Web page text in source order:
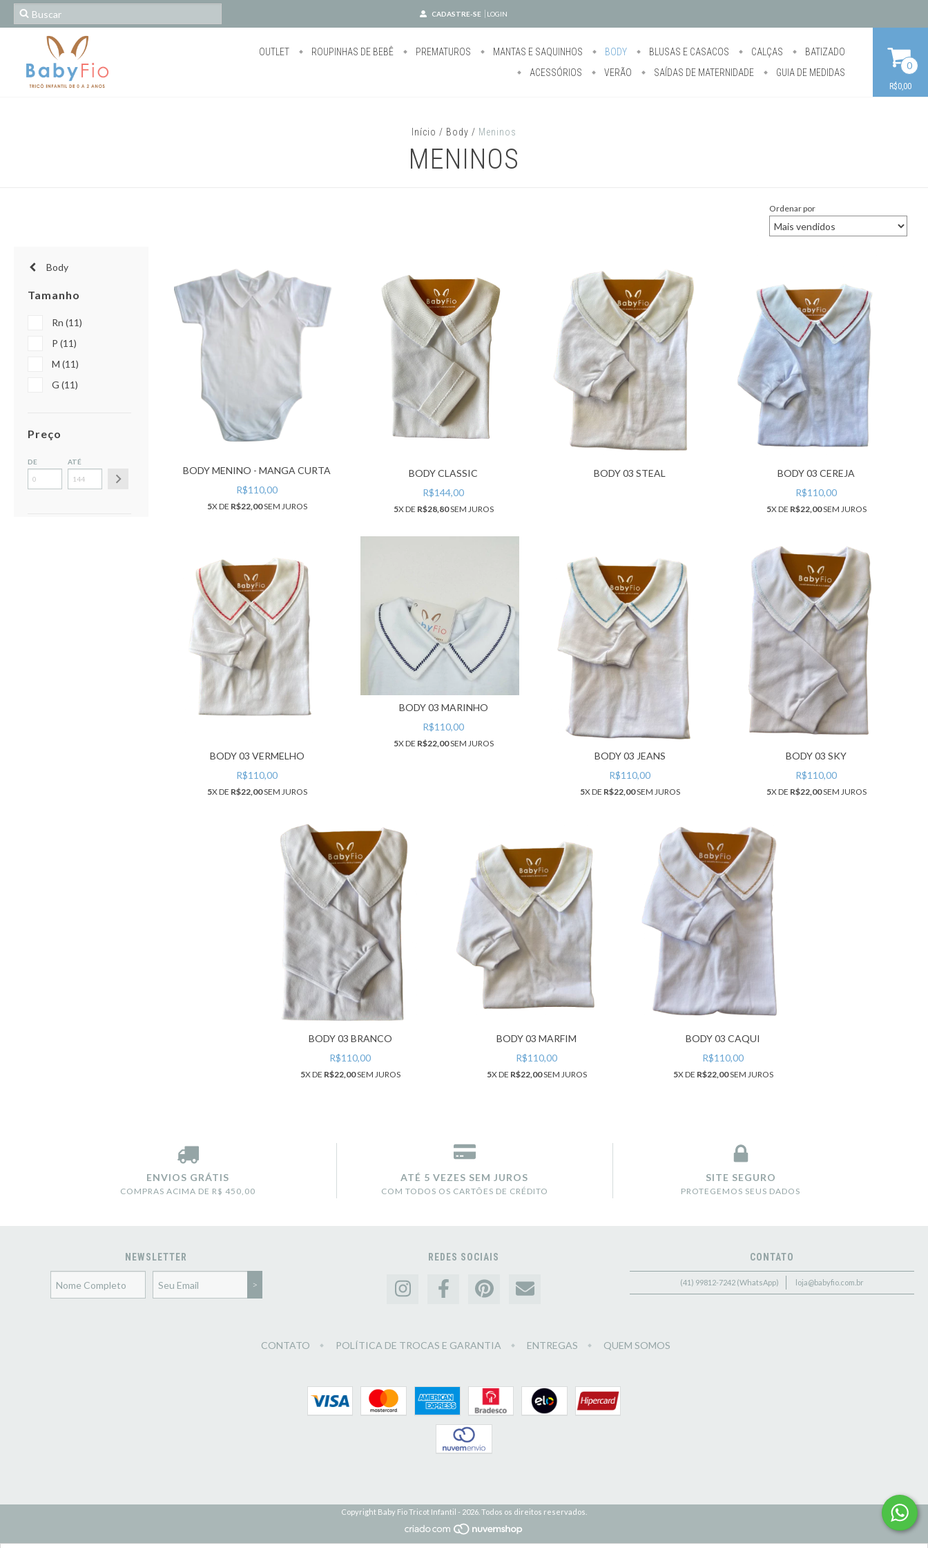
CADASTRE-SE LOGIN
OUTLET ROUPINHAS DE BEBÊ PREMATUROS MANTAS E SAQUINHOS BODY BLUSAS E CASACOS CALÇAS
BATIZADO
ACESSÓRIOS
VERÃO SAÍDAS DE MATERNIDADE GUIA DE MEDIDAS
0
R$0,00
Início / Body / Meninos
MENINOS
Ordenar por
Body
Tamanho
Rn (11)
P (11)
M (11)
G (11)
Preço
DE ATÉ
BODY MENINO - MANGA CURTA
R$110,00
5X DE R$22,00SEM JUROS
BODY CLASSIC
R$144,00
5X DE R$28,80SEM JUROS
BODY 03 STEAL
BODY 03 CEREJA
R$110,00
5X DE R$22,00SEM JUROS
BODY 03 VERMELHO
R$110,00
5X DE R$22,00SEM JUROS
BODY 03 MARINHO
R$110,00
5X DE R$22,00SEM JUROS
BODY 03 JEANS
R$110,00
5X DE R$22,00SEM JUROS
BODY 03 SKY
R$110,00
5X DE R$22,00SEM JUROS
BODY 03 BRANCO
R$110,00
5X DE R$22,00SEM JUROS
BODY 03 MARFIM
R$110,00
5X DE R$22,00SEM JUROS
BODY 03 CAQUI
R$110,00
5X DE R$22,00SEM JUROS
ENVIOS GRÁTIS
COMPRAS ACIMA DE R$ 450,00
ATÉ 5 VEZES SEM JUROS
COM TODOS OS CARTÕES DE CRÉDITO
SITE SEGURO
PROTEGEMOS SEUS DADOS
NEWSLETTER REDES SOCIAIS CONTATO
(41) 99812-7242 (WhatsApp) loja@babyfio.com.br
CONTATO POLÍTICA DE TROCAS E GARANTIA ENTREGAS QUEM SOMOS
Copyright Baby Fio Tricot Infantil - 2026. Todos os direitos reservados.